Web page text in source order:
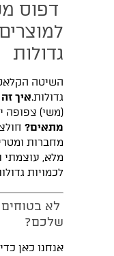
גדולות
השיטה
גדולות.איך
(משי) צפופה
מתאים?
מחברות
מלא, עוצמתי
לכמויות
לא
שלכם?
אנחנו כאן